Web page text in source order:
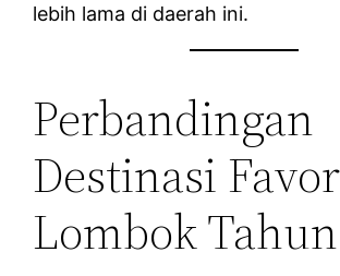
lebih lama di daerah ini.
Perbandingan
Destinasi
Lombok